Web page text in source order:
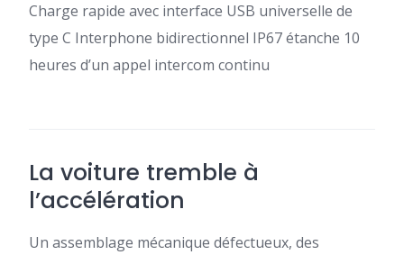
Charge rapide avec interface USB universelle de
type C Interphone bidirectionnel IP67 étanche 10
heures d’un appel intercom continu
La voiture tremble à
l’accélération
Un assemblage mécanique défectueux, des